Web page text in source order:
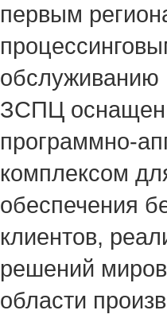
первым
обслуживанию
ЗСПЦ
программно-
комплексом
обеспечения
клиентов,
решений
области